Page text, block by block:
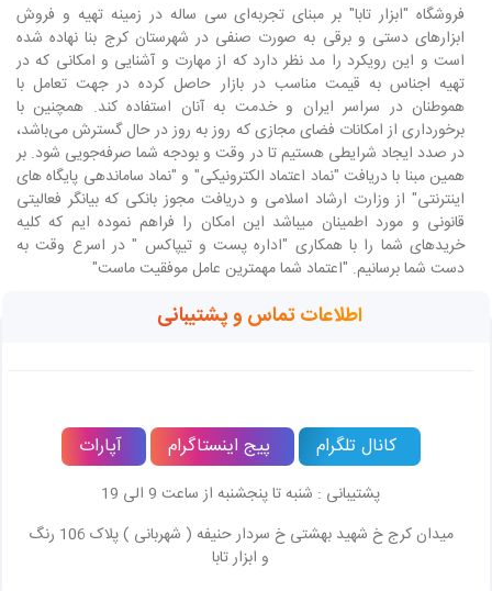
فروشگاه "ابزار تابا"بر مبنای تجربه‌ای سی ساله در زمینه تهیه و فروش
ابزارهای دستی و برقی به صورت صنفی در شهرستان کرج بنا نهاده شده
است و این رویکرد را مد نظر دارد که از مهارت و آشنایی و امکانی که در
تهیه اجناس به قیمت مناسب در بازار حاصل کرده در جهت تعامل با
هموطنان در سراسر ایران و خدمت به آنان استفاده کند. همچنین با
برخورداری از امکانات فضای مجازی که روز به روز در حال گسترش می‌باشد،
در صدد ایجاد شرایطی هستیم تا در وقت و بودجه شما صرفه‌جویی شود. بر
همین مبنا با دریافت "نماد اعتماد الکترونیکی" و "نماد ساماندهی پایگاه های
اینترنتی" از وزارت ارشاد اسلامی و دریافت مجوز بانکی که بیانگر فعالیتی
قانونی و مورد اطمینان میباشد این امکان را فراهم نموده ایم که کلیه
خریدهای شما را با همکاری "اداره پست و تیپاکس " در اسرع وقت به
دست شما برسانیم. "اعتماد شما مهمترین عامل موفقیت ماست"
اطلاعات تماس و پشتیبانی
کانال تلگرام پیج اینستاگرام آپارات
پشتیبانی : شنبه تا پنجشنبه از ساعت 9 الی 19
میدان کرج خ شهید بهشتی خ سردار حنیفه ( شهربانی ) پلاک 106 رنگ
و ابزار تابا